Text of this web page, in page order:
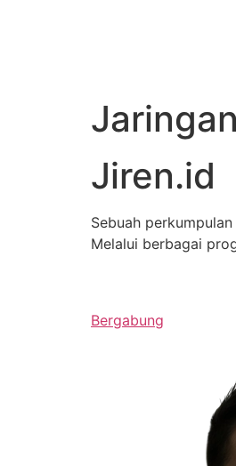
Jiren.id
Sebuah
Melalui berbagai
Bergabung